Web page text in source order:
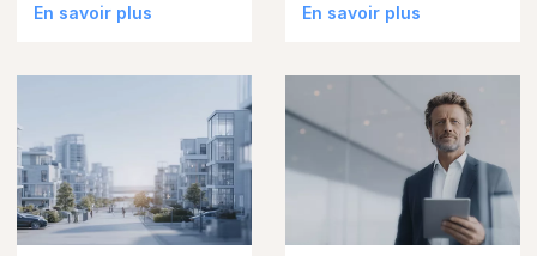
En savoir plus En savoir plus